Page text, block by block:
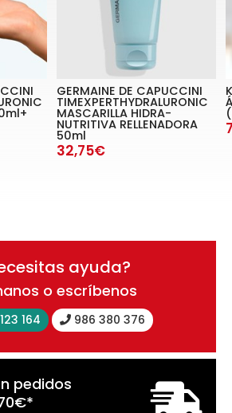
GERMAINE DE CAPUCCINI
TIMEXPERTHYDRALURONIC
MASCARILLA HIDRA-
NUTRITIVA RELLENADORA
50ml
32,75€
ayuda?
o escríbenos
164 986 380 376
pedidos
€*